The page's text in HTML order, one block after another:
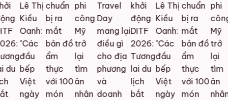
Lê Thị
Kiều
Oanh:
"Các
đầu
bếp
Việt
ngày
chuẩn
bị ra
mắt
bản đồ
ẩm
thực
với 100
món
phi
công
Mỹ
trở
lại
tìm
ân
nhân
Travel
Day
mang lại
điều gì
cho địa
phương
và
doanh
khởi
động
DITF
2026:
Tương
lai du
lịch
bắt
Lê Thị
Kiều
Oanh:
"Các
đầu
bếp
Việt
ngày
chuẩn
bị ra
mắt
bản đồ
ẩm
thực
với 100
món
phi
công
Mỹ
trở
lại
tìm
ân
nhân